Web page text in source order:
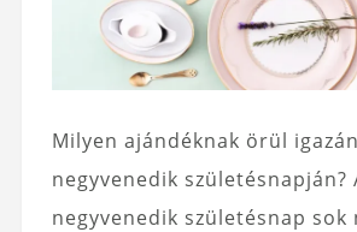
Milyen ajándéknak örül
negyvenedik születésnapján?
negyvenedik születésnap sok